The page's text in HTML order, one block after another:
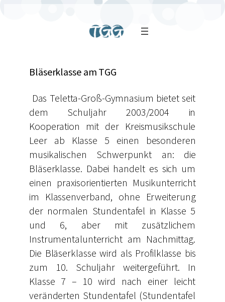
Bläserklasse am TGG
Das Teletta-Groß-Gymnasium bietet seit
dem Schuljahr 2003/2004 in
Kooperation mit der Kreismusikschule
Leer ab Klasse 5 einen besonderen
musikalischen Schwerpunkt an: die
Bläserklasse. Dabei handelt es sich um
einen praxisorientierten Musikunterricht
im Klassenverband, ohne Erweiterung
der normalen Stundentafel in Klasse 5
und 6, aber mit zusätzlichem
Instrumentalunterricht am Nachmittag.
Die Bläserklasse wird als Profilklasse bis
zum 10. Schuljahr weitergeführt. In
Klasse 7 – 10 wird nach einer leicht
veränderten Stundentafel (Stundentafel